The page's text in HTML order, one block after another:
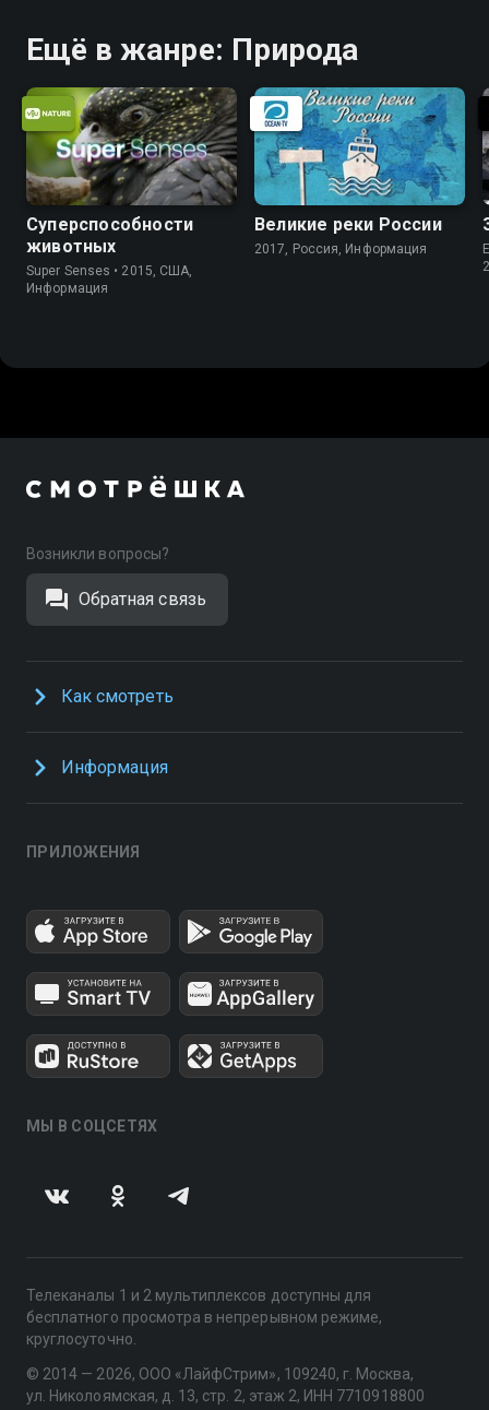
Ещё в жанре: Природа
Суперспособности
животных
Super Senses • 2015, США,
Информация
Великие реки России
2017, Россия, Информация
Возникли вопросы?
Обратная связь
Как смотреть
Информация
ПРИЛОЖЕНИЯ
МЫ В СОЦСЕТЯХ
Телеканалы 1 и 2 мультиплексов доступны для
бесплатного просмотра в непрерывном режиме,
круглосуточно.
© 2014 — 2026, ООО «ЛайфСтрим», 109240, г. Москва,
ул. Николоямская, д. 13, стр. 2, этаж 2, ИНН 7710918800